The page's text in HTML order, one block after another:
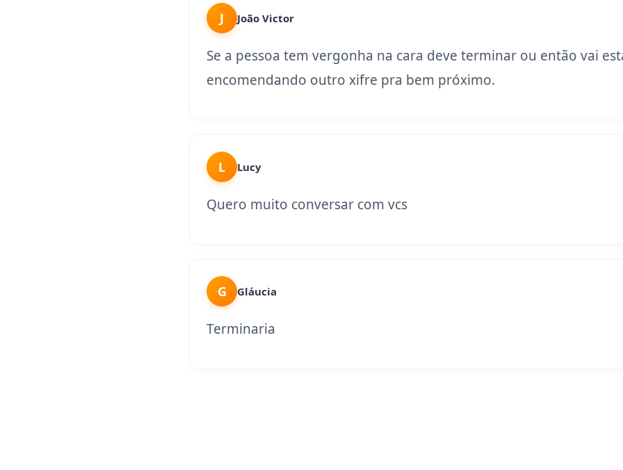
J João Victor
Se a pessoa tem vergonha na cara deve terminar ou então vai
encomendando outro xifre pra bem próximo.
L Lucy
Quero muito conversar com vcs
G Gláucia
Terminaria